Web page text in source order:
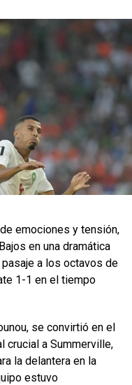
emociones y tensión,
en una dramática
a los octavos de
1-1 en el tiempo
se convirtió en el
crucial a Summerville,
la delantera en la
estuvo